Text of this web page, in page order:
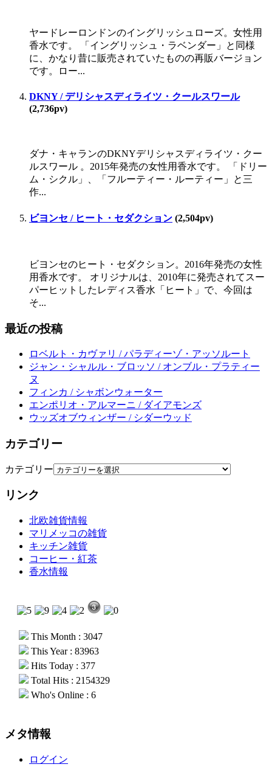
ヤードレーロンドンのイングリッシュローズ。女性用
香水です。 「イングリッシュ・ラベンダー」と同様
に、かなり昔に販売されていたものの再販バージョン
です。ロー...
DKNY / デリシャスディライツ・クールスワール
(2,736pv)
ダナ・キャランのDKNYデリシャスディライツ・クー
ルスワール 。2015年発売の女性用香水です。 「ドリー
ム・シクル」、「フルーティー・ルーティー」と三
作...
ビヨンセ / ヒート・セダクション (2,504pv)
ビヨンセのヒート・セダクション。2016年発売の女性
用香水です。 オリジナルは、2010年に発売されてスー
パーヒットしたレディス香水「ヒート」で、今回は
そ...
最近の投稿
ロベルト・カヴァリ / パラディーゾ・アッソルート
ジャン・シャルル・ブロッソ / オンブル・プラティー
ヌ
フィンカ / シャボンウォーター
エンポリオ・アルマーニ / ダイアモンズ
ウッズオブウィンザー / シダーウッド
カテゴリー
カテゴリー
リンク
北欧雑貨情報
マリメッコの雑貨
キッチン雑貨
コーヒー・紅茶
香水情報
This Month : 3047
This Year : 83963
Hits Today : 377
Total Hits : 2154329
Who's Online : 6
メタ情報
ログイン